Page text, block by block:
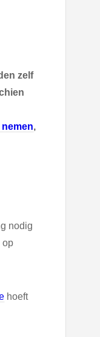
zelf
,
nodig
op
hoeft